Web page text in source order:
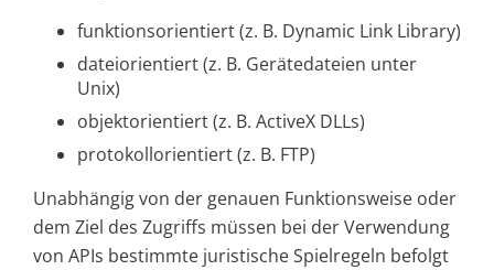
funktionsorientiert (z. B. Dynamic Link Library)
dateiorientiert (z. B. Gerätedateien unter
Unix)
objektorientiert (z. B. ActiveX DLLs)
protokollorientiert (z. B. FTP)
Unabhängig von der genauen Funktionsweise oder
dem Ziel des Zugriffs müssen bei der Verwendung
von APIs bestimmte juristische Spielregeln befolgt